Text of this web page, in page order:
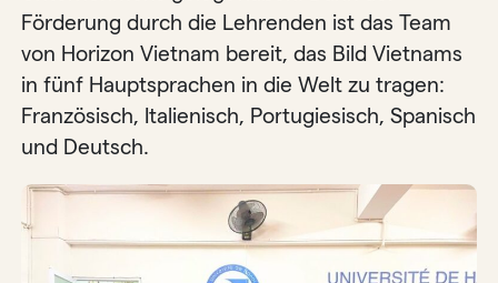
Förderung durch die Lehrenden ist das Team
von Horizon Vietnam bereit, das Bild Vietnams
in fünf Hauptsprachen in die Welt zu tragen:
Französisch, Italienisch, Portugiesisch, Spanisch
und Deutsch.